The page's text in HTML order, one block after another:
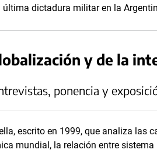
dictadura militar en la
y de la
ponencia y
escrito en 1999, que analiza las
mundial, la relación entre